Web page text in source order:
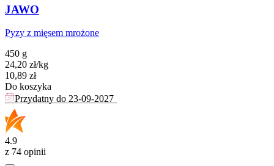
JAWO
Pyzy z mięsem mrożone
450 g
24,20 zł/kg
Cena
10,89 zł
Do koszyka
Przydatny do 23-09-2027
4.9
z 74 opinii